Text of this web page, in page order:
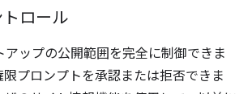
ロール
アップの公開範囲を完全に制御できま
限プロンプトを承認または拒否できま